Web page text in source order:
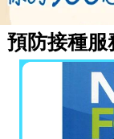
預防接種服